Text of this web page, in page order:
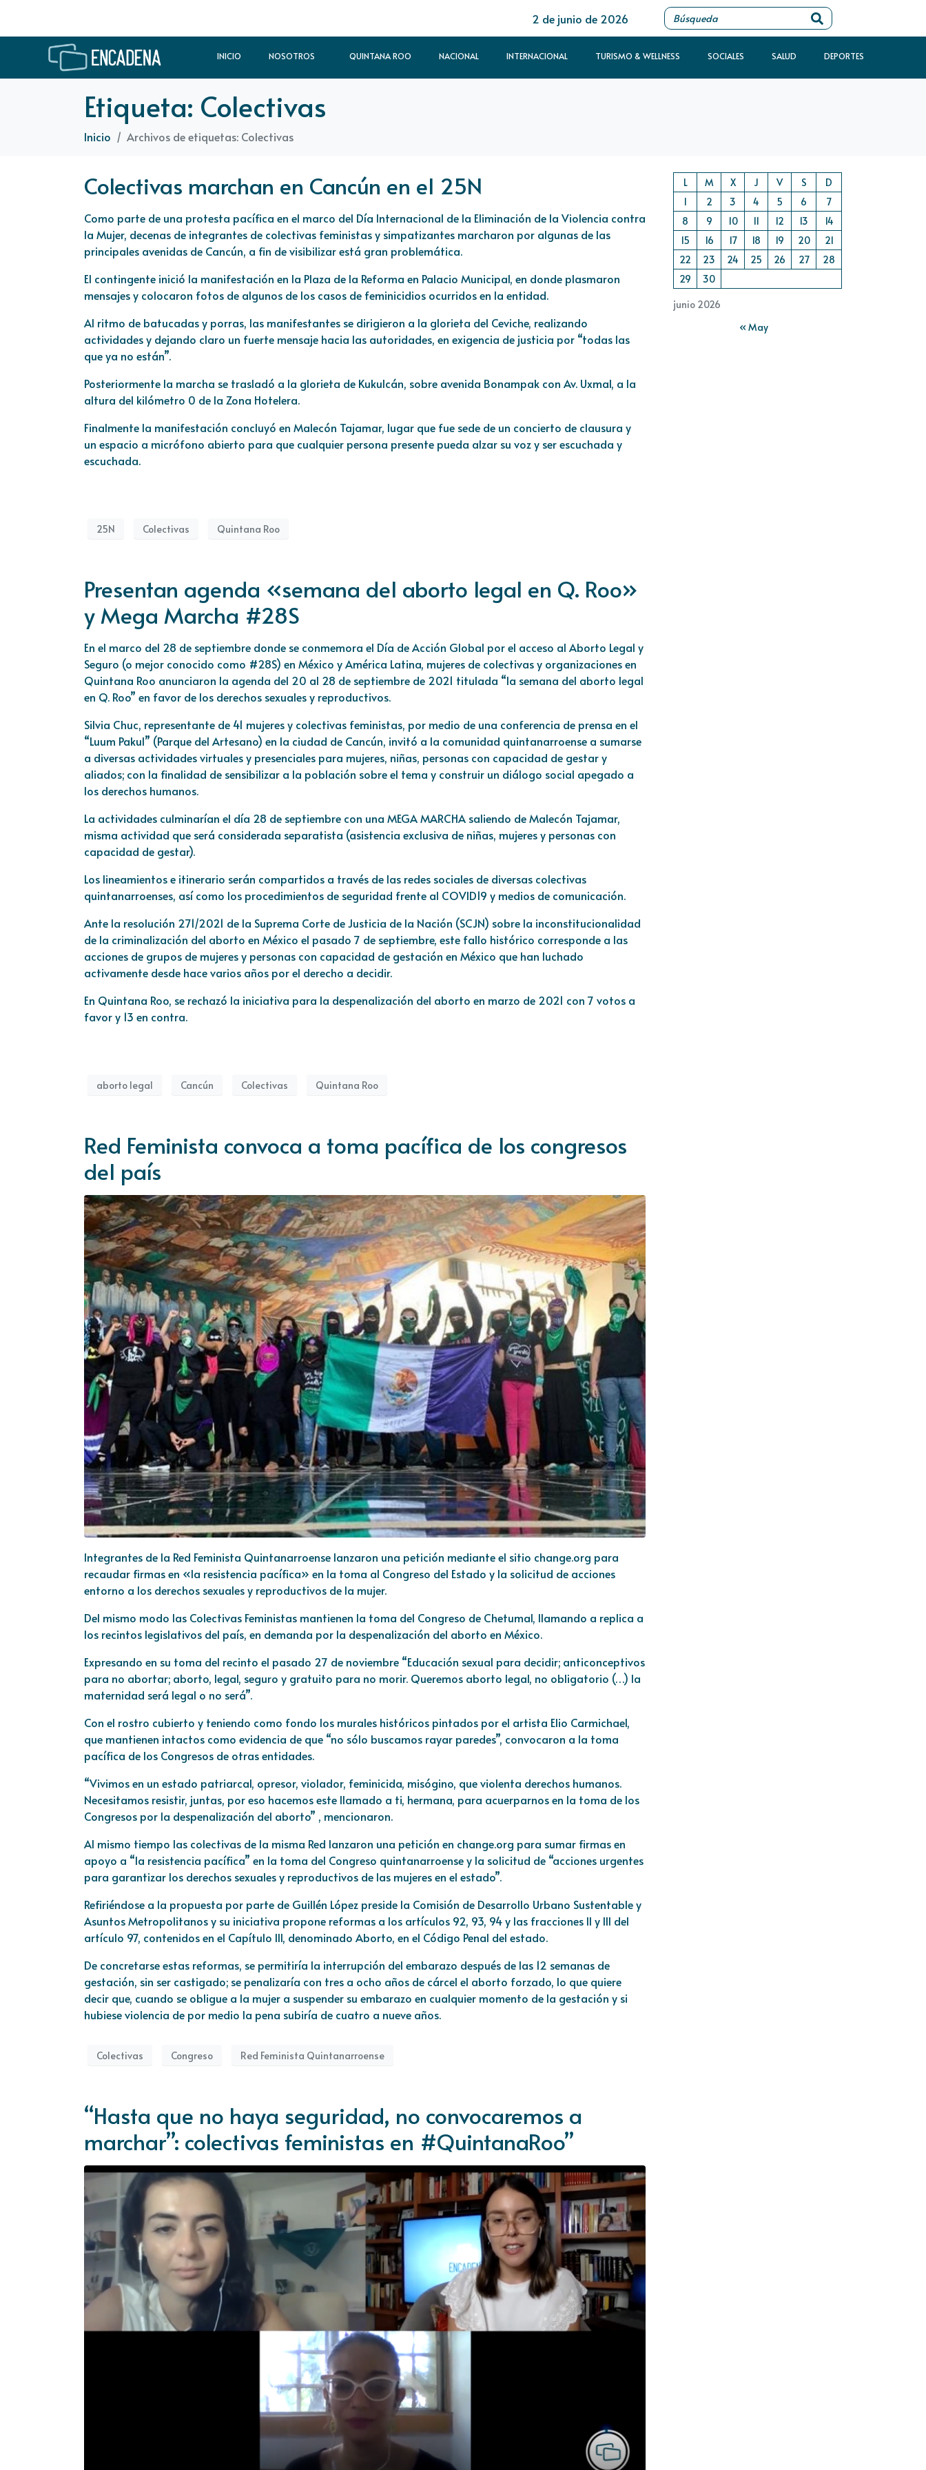
2 de junio de 2026
INICIO NOSOTROS QUINTANA ROO NACIONAL INTERNACIONAL TURISMO & WELLNESS SOCIALES SALUD DEPORTES
Etiqueta: Colectivas
Inicio Archivos de etiquetas: Colectivas
Colectivas marchan en Cancún en el 25N
Como parte de una protesta pacífica en el marco del Día Internacional de la Eliminación de la Violencia contra
la Mujer, decenas de integrantes de colectivas feministas y simpatizantes marcharon por algunas de las
principales avenidas de Cancún, a fin de visibilizar está gran problemática.
El contingente inició la manifestación en la Plaza de la Reforma en Palacio Municipal, en donde plasmaron
mensajes y colocaron fotos de algunos de los casos de feminicidios ocurridos en la entidad.
Al ritmo de batucadas y porras, las manifestantes se dirigieron a la glorieta del Ceviche, realizando
actividades y dejando claro un fuerte mensaje hacia las autoridades, en exigencia de justicia por “todas las
que ya no están”.
Posteriormente la marcha se trasladó a la glorieta de Kukulcán, sobre avenida Bonampak con Av. Uxmal, a la
altura del kilómetro 0 de la Zona Hotelera.
Finalmente la manifestación concluyó en Malecón Tajamar, lugar que fue sede de un concierto de clausura y
un espacio a micrófono abierto para que cualquier persona presente pueda alzar su voz y ser escuchada y
escuchada.
25N Colectivas Quintana Roo
Presentan agenda «semana del aborto legal en Q. Roo»
y Mega Marcha #28S
En el marco del 28 de septiembre donde se conmemora el Día de Acción Global por el acceso al Aborto Legal y
Seguro (o mejor conocido como #28S) en México y América Latina, mujeres de colectivas y organizaciones en
Quintana Roo anunciaron la agenda del 20 al 28 de septiembre de 2021 titulada “la semana del aborto legal
en Q. Roo” en favor de los derechos sexuales y reproductivos.
Silvia Chuc, representante de 41 mujeres y colectivas feministas, por medio de una conferencia de prensa en el
“Luum Pakul” (Parque del Artesano) en la ciudad de Cancún, invitó a la comunidad quintanarroense a sumarse
a diversas actividades virtuales y presenciales para mujeres, niñas, personas con capacidad de gestar y
aliados; con la finalidad de sensibilizar a la población sobre el tema y construir un diálogo social apegado a
los derechos humanos.
La actividades culminarían el día 28 de septiembre con una MEGA MARCHA saliendo de Malecón Tajamar,
misma actividad que será considerada separatista (asistencia exclusiva de niñas, mujeres y personas con
capacidad de gestar).
Los lineamientos e itinerario serán compartidos a través de las redes sociales de diversas colectivas
quintanarroenses, así como los procedimientos de seguridad frente al COVID19 y medios de comunicación.
Ante la resolución 271/2021 de la Suprema Corte de Justicia de la Nación (SCJN) sobre la inconstitucionalidad
de la criminalización del aborto en México el pasado 7 de septiembre, este fallo histórico corresponde a las
acciones de grupos de mujeres y personas con capacidad de gestación en México que han luchado
activamente desde hace varios años por el derecho a decidir.
En Quintana Roo, se rechazó la iniciativa para la despenalización del aborto en marzo de 2021 con 7 votos a
favor y 13 en contra.
aborto legal Cancún Colectivas Quintana Roo
Red Feminista convoca a toma pacífica de los congresos
del país
Integrantes de la Red Feminista Quintanarroense lanzaron una petición mediante el sitio change.org para
recaudar firmas en «la resistencia pacífica» en la toma al Congreso del Estado y la solicitud de acciones
entorno a los derechos sexuales y reproductivos de la mujer.
Del mismo modo las Colectivas Feministas mantienen la toma del Congreso de Chetumal, llamando a replica a
los recintos legislativos del país, en demanda por la despenalización del aborto en México.
Expresando en su toma del recinto el pasado 27 de noviembre “Educación sexual para decidir; anticonceptivos
para no abortar; aborto, legal, seguro y gratuito para no morir. Queremos aborto legal, no obligatorio (…) la
maternidad será legal o no será”.
Con el rostro cubierto y teniendo como fondo los murales históricos pintados por el artista Elio Carmichael,
que mantienen intactos como evidencia de que “no sólo buscamos rayar paredes”, convocaron a la toma
pacífica de los Congresos de otras entidades.
“Vivimos en un estado patriarcal, opresor, violador, feminicida, misógino, que violenta derechos humanos.
Necesitamos resistir, juntas, por eso hacemos este llamado a ti, hermana, para acuerparnos en la toma de los
Congresos por la despenalización del aborto” , mencionaron.
Al mismo tiempo las colectivas de la misma Red lanzaron una petición en change.org para sumar firmas en
apoyo a “la resistencia pacífica” en la toma del Congreso quintanarroense y la solicitud de “acciones urgentes
para garantizar los derechos sexuales y reproductivos de las mujeres en el estado”.
Refiriéndose a la propuesta por parte de Guillén López preside la Comisión de Desarrollo Urbano Sustentable y
Asuntos Metropolitanos y su iniciativa propone reformas a los artículos 92, 93, 94 y las fracciones II y III del
artículo 97, contenidos en el Capítulo III, denominado Aborto, en el Código Penal del estado.
De concretarse estas reformas, se permitiría la interrupción del embarazo después de las 12 semanas de
gestación, sin ser castigado; se penalizaría con tres a ocho años de cárcel el aborto forzado, lo que quiere
decir que, cuando se obligue a la mujer a suspender su embarazo en cualquier momento de la gestación y si
hubiese violencia de por medio la pena subiría de cuatro a nueve años.
Colectivas Congreso Red Feminista Quintanarroense
“Hasta que no haya seguridad, no convocaremos a
marchar”: colectivas feministas en #QuintanaRoo”
junio 2026
L M X J V S
D
1
2 3 4 5 6
7
8
9 10 11 12 13
14
15
16 17 18 19 20
21
22
23 24 25 26 27
28
29
30
« May